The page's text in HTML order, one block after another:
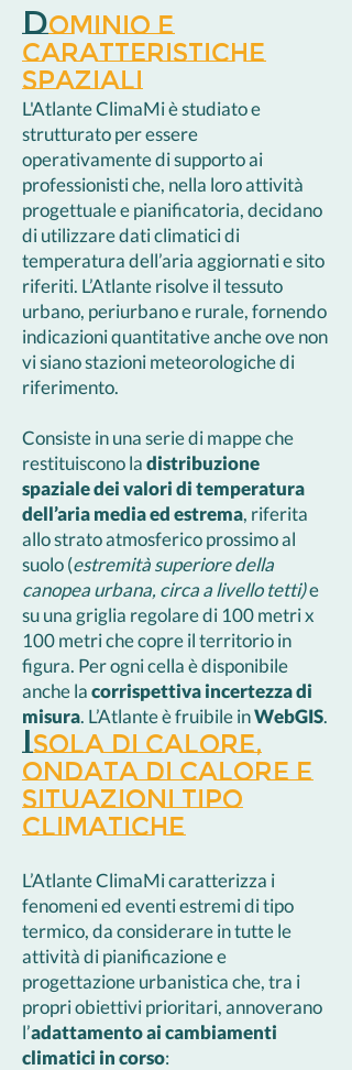
Dominio e
caratteristiche
spaziali
L'Atlante ClimaMi è studiato e
strutturato per essere
operativamente di supporto ai
professionisti che, nella loro attività
progettuale e pianificatoria, decidano
di utilizzare dati climatici di
temperatura dell’aria aggiornati e sito
riferiti. L’Atlante risolve il tessuto
urbano, periurbano e rurale, fornendo
indicazioni quantitative anche ove non
vi siano stazioni meteorologiche di
riferimento.
Consiste in una serie di mappe che
restituiscono ladistribuzione
spaziale dei valori di temperatura
dell’aria media ed estrema, riferita
allo strato atmosferico prossimo al
suolo (estremità superiore della
canopea urbana, circa a livello tetti)e
su una griglia regolare di 100 metri x
100 metri che copre il territorio in
figura. Per ogni cella è disponibile
anche lacorrispettiva incertezza di
misura. L’Atlante è fruibile inWebGIS.
Isola di Calore,
Ondata di Calore e
Situazioni Tipo
Climatiche
L’Atlante ClimaMi caratterizza i
fenomeni ed eventi estremi di tipo
termico, da considerare in tutte le
attività di pianificazione e
progettazione urbanistica che, tra i
propri obiettivi prioritari, annoverano
l’adattamento ai cambiamenti
climatici in corso: